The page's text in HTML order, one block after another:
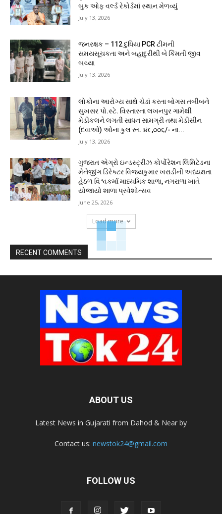
બુક ઓફ વર્લ્ડ રેકોર્ડમાં સ્થાન મેળવ્યું
July 13, 2026
જનરક્ષક – 112 દુધિયા PCR ટીમની
સમયસૂચકતા અને બહાદુરીથી બે કિંમતી જીવ
બચ્યા
July 13, 2026
લોકોના આરોગ્ય સાથે ચેડાં કરતા બોગસ તબીબને
સુખસર પો.સ્ટે. વિસ્તારના લખનપુર ગામેથી
મેડીકલને લગતી સાધન સામગ્રી તથા મેડીસીન
(દવાઓ) ઓના કુલ રૂા. ૪૯,૦૦૬/- ના...
July 13, 2026
ગુજરાત એગ્રો ઇન્ડસ્ટ્રીઝ કોર્પોરેશન લિમિટેડના
મેનેજીંગ ડિરેક્ટર વિજયકુમાર ખરાડીની અધ્યક્ષતા
હેઠળ વિશ્વકર્મા માધ્યમિક શાળા, નગરાળા ખાતે
યોજાયો શાળા પ્રવેશોત્સવ
June 25, 2026
Load more
RECENT COMMENTS
ABOUT US
Latest News in Gujarati from Dahod & Near by
Contact us: newstok24@gmail.com
FOLLOW US